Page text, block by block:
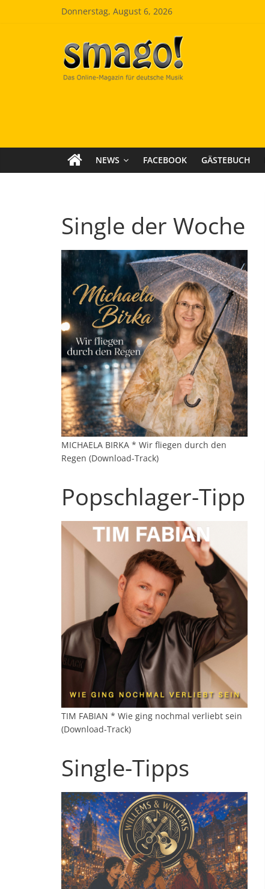
Donnerstag, August 6, 2026
Smago
SchlagerMAGazinOnline
NEWS FACEBOOK GÄSTEBUCH
Single der Woche
MICHAELA BIRKA * Wir fliegen durch den
Regen (Download-Track)
Popschlager-Tipp
TIM FABIAN * Wie ging nochmal verliebt sein
(Download-Track)
Single-Tipps